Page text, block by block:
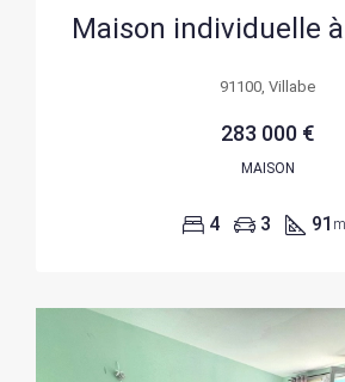
91100, Villabe
283 000 €
MAISON
4 3 91